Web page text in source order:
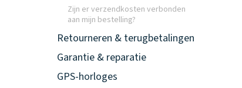
Zijn er verzendkosten verbonden
aan mijn bestelling?
Retourneren & terugbetalingen
Garantie & reparatie
GPS-horloges